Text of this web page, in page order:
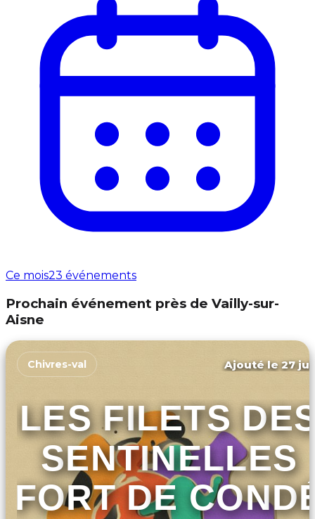
Ce mois23 événements
Prochain événement près de Vailly-sur-
Aisne
Chivres-val Ajouté le 27
LES FILETS
SENTINELLES
FORT DE